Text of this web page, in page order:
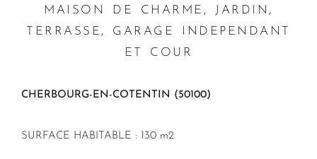
MAISON DE CHARME, JARDIN,
TERRASSE, GARAGE INDEPENDANT
ET COUR
CHERBOURG-EN-COTENTIN (50100)
SURFACE HABITABLE : 130 m2